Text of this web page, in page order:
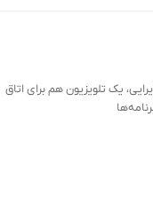
یک تلویزیون هم برای اتاق